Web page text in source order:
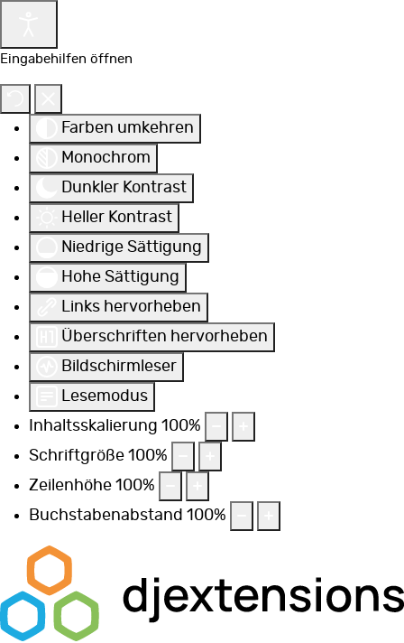
Eingabehilfen öffnen
Farben umkehren
Monochrom
Dunkler Kontrast
Heller Kontrast
Niedrige Sättigung
Hohe Sättigung
Links hervorheben
Überschriften hervorheben
Bildschirmleser
Lesemodus
Inhaltsskalierung 100%
Schriftgröße 100%
Zeilenhöhe 100%
Buchstabenabstand 100%